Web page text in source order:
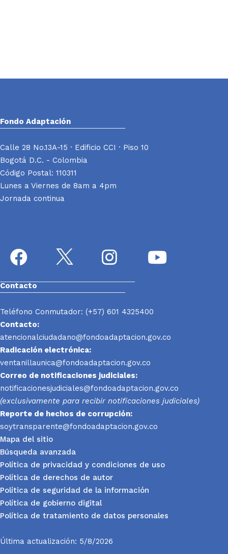
Fondo Adaptación
Calle 28 No.13A-15 · Edificio CCI · Piso 10
Bogotá D.C. - Colombia
Código Postal: 110311
Lunes a Viernes de 8am a 4pm
Jornada continua
Contacto
Teléfono Conmutador: (+57) 601 4325400
Contacto:
atencionalciudadano@fondoadaptacion.gov.co
Radicación electrónica:
ventanillaunica@fondoadaptacion.gov.co
Correo de notificaciones judiciales:
notificacionesjudiciales@fondoadaptacion.gov.co
(exclusivamente para recibir notificaciones judiciales)
Reporte de hechos de corrupción:
soytransparente@fondoadaptacion.gov.co
Mapa del sitio
Búsqueda avanzada
Política de privacidad y condiciones de uso
Política de derechos de autor
Política de seguridad de la información
Política de gobierno digital
Política de tratamiento de datos personales
Última actualización: 5/8/2026